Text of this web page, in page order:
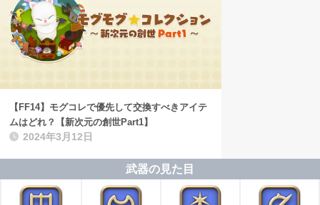
【FF14】モグコレで優先して交換すべきアイテ
ムはどれ？【新次元の創世Part1】
2024年3月12日
武器の見た目